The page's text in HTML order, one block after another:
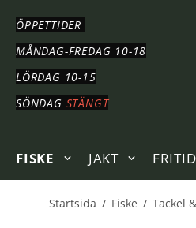
TILL
HUVUDNAVIGERINGHOPPA
TILL
HUVUDINNEHÅLLET
ÖPPETTIDER
MÅNDAG-FREDAG 10-18
LÖRDAG 10-15
SÖNDAG STÄNGT
FISKE JAKT FRITID
Startsida / Fiske / Tackel